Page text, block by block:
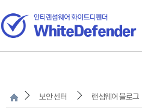
보안 센터 랜섬웨어 블로그